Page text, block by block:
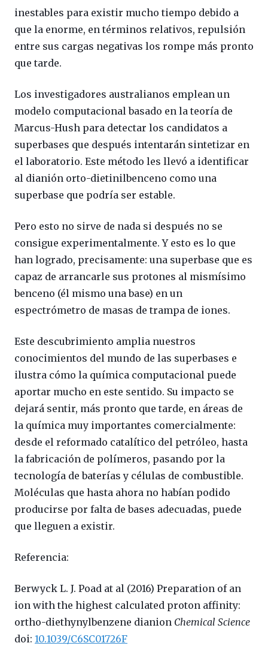
inestables para existir mucho tiempo debido a
que la enorme, en términos relativos, repulsión
entre sus cargas negativas los rompe más pronto
que tarde.
Los investigadores australianos emplean un
modelo computacional basado en la teoría de
Marcus-Hush para detectar los candidatos a
superbases que después intentarán sintetizar en
el laboratorio. Este método les llevó a identificar
al dianión orto-dietinilbenceno como una
superbase que podría ser estable.
Pero esto no sirve de nada si después no se
consigue experimentalmente. Y esto es lo que
han logrado, precisamente: una superbase que es
capaz de arrancarle sus protones al mismísimo
benceno (él mismo una base) en un
espectrómetro de masas de trampa de iones.
Este descubrimiento amplia nuestros
conocimientos del mundo de las superbases e
ilustra cómo la química computacional puede
aportar mucho en este sentido. Su impacto se
dejará sentir, más pronto que tarde, en áreas de
la química muy importantes comercialmente:
desde el reformado catalítico del petróleo, hasta
la fabricación de polímeros, pasando por la
tecnología de baterías y células de combustible.
Moléculas que hasta ahora no habían podido
producirse por falta de bases adecuadas, puede
que lleguen a existir.
Referencia:
Berwyck L. J. Poad at al (2016) Preparation of an
ion with the highest calculated proton affinity:
ortho-diethynylbenzene dianion Chemical Science
doi: 10.1039/C6SC01726F